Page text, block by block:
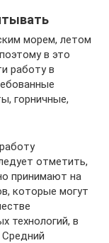
морем, летом
в это
работу в
горничные,
отметить,
принимают на
которые могут
технологий, в
Средний